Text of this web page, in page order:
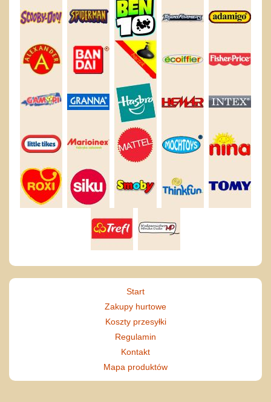
Start
Zakupy hurtowe
Koszty przesyłki
Regulamin
Kontakt
Mapa produktów